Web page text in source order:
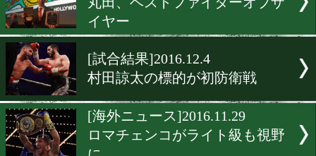
[テレビ情報]2016.12.20
完全アウェーで王者を撃破
たのか?